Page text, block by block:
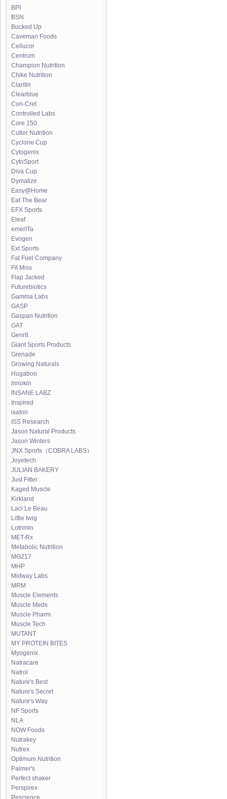
BPI
BSN
Bucked Up
Caveman Foods
Cellucor
Centrum
Champion Nutrition
Chike Nutrition
Claritin
Clearblue
Con-Cret
Controlled Labs
Core 150
Cutler Nutrition
Cyclone Cup
Cytogenix
CytoSport
Diva Cup
Dymatize
Easy@Home
Eat The Bear
EFX Sports
Eleaf
emerITa
Evogen
Ext Sports
Fat Fuel Company
Fit Miss
Flap Jacked
Futurebiotics
Gamma Labs
GASP
Gaspari Nutrition
GAT
Genr8
Giant Sports Products
Grenade
Growing Naturals
Hugaboo
Innokin
INSANE LABZ
Inspired
isatori
ISS Research
Jason Natural Products
Jason Winters
JNX Sports（COBRA LABS）
Joyetech
JULIAN BAKERY
Just Fitter
Kaged Muscle
Kirkland
Laci Le Beau
Little twig
Lotrimin
MET-Rx
Metabolic Nutrition
MG217
MHP
Midway Labs
MRM
Muscle Elements
Muscle Meds
Muscle Pharm
Muscle Tech
MUTANT
MY PROTEIN BITES
Myogenix
Natracare
Natrol
Nature's Best
Nature's Secret
Nature's Way
NF Sports
NLA
NOW Foods
Nutrakey
Nutrex
Optimum Nutrition
Palmer's
Perfect shaker
Perspirex